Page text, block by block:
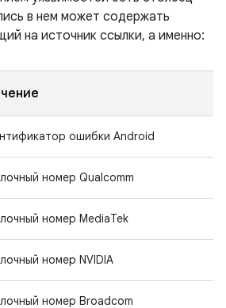
в нем может содержать
на источник ссылки, а именно:
ошибки Android
номер Qualcomm
номер MediaTek
номер NVIDIA
номер Broadcom